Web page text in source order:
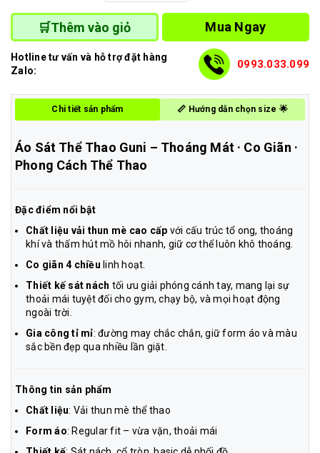
🛒Thêm vào giỏ Mua Ngay
Hotline tư vấn và hỗ trợ đặt hàng
Zalo:
0993.033.099
Chi tiết sản phẩm 📏 Hướng dẫn chọn size 🌟
Áo Sát Thể Thao Guni – Thoáng Mát · Co Giãn ·
Phong Cách Thể Thao
Đặc điểm nổi bật
Chất liệu vải thun mè cao cấp với cấu trúc tổ ong, thoáng
khí và thấm hút mồ hôi nhanh, giữ cơ thể luôn khô thoáng.
Co giãn 4 chiều linh hoạt.
Thiết kế sát nách tối ưu giải phóng cánh tay, mang lại sự
thoải mái tuyệt đối cho gym, chạy bộ, và mọi hoạt động
ngoài trời.
Gia công tỉ mỉ: đường may chắc chắn, giữ form áo và màu
sắc bền đẹp qua nhiều lần giặt.
Thông tin sản phẩm
Chất liệu: Vải thun mè thể thao
Form áo: Regular fit – vừa vặn, thoải mái